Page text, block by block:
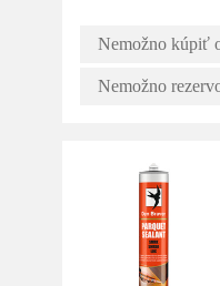
Nemožno kúpiť
Nemožno